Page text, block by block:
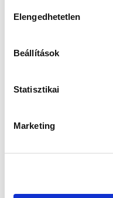
kiválasztása
Elengedhetetlen
Beállítások
Statisztikai
Marketing